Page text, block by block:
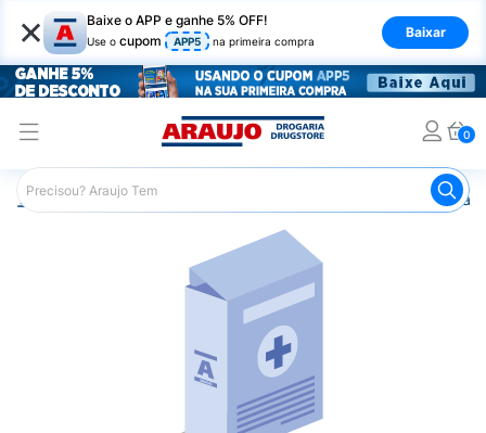
× Baixe o APP e ganhe 5% OFF!
Use o cupom APP5 na primeira compra
Baixar
0
Araujo Medicamentos Remédio para o Sistema